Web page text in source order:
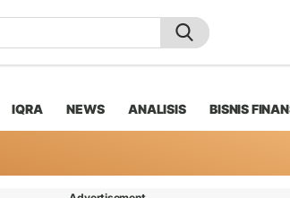
IQRA NEWS ANALISIS BISNIS